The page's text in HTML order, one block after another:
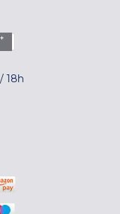
/ 18h